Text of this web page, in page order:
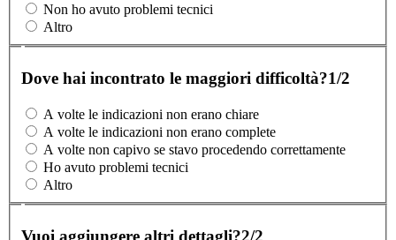
Non ho avuto problemi tecnici
Altro
Dove hai incontrato le maggiori difficoltà?1/2
A volte le indicazioni non erano chiare
A volte le indicazioni non erano complete
A volte non capivo se stavo procedendo correttamente
Ho avuto problemi tecnici
Altro
Vuoi aggiungere altri dettagli?2/2